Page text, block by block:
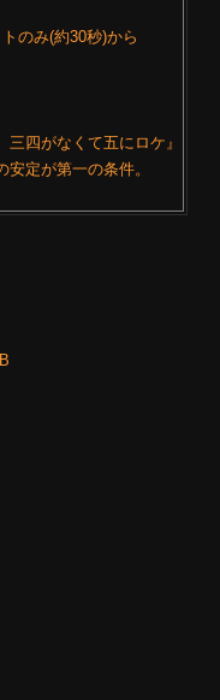
のみ(約30秒)から
四がなくて五にロケ』
定が第一の条件。